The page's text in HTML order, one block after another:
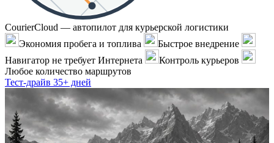
CourierCloud — автопилот для курьерской логистики
Экономия пробега и топлива
Быстрое внедрение
Навигатор не требует Интернета
Контроль курьеров
Любое количество маршрутов
Тест-драйв 35+ дней